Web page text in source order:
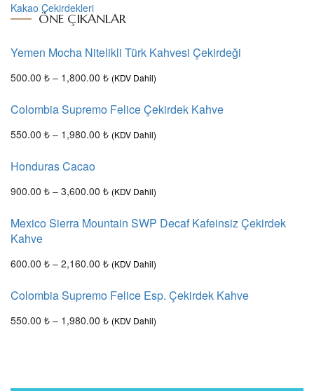
Kakao Çekirdekleri
ÖNE ÇIKANLAR
Yemen Mocha Nitelikli Türk Kahvesi Çekirdeği
500.00 ₺ – 1,800.00 ₺ (KDV Dahil)
Colombia Supremo Felice Çekirdek Kahve
550.00 ₺ – 1,980.00 ₺ (KDV Dahil)
Honduras Cacao
900.00 ₺ – 3,600.00 ₺ (KDV Dahil)
Mexico Sierra Mountain SWP Decaf Kafeinsiz Çekirdek
Kahve
600.00 ₺ – 2,160.00 ₺ (KDV Dahil)
Colombia Supremo Felice Esp. Çekirdek Kahve
550.00 ₺ – 1,980.00 ₺ (KDV Dahil)